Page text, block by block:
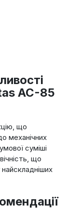
AC-85
що
механічних
суміші
що